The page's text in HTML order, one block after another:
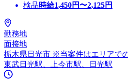
検品時給1,450円〜2,125円
勤務地
面接地
栃木県日光市 ※当案件はエリアで
東武日光駅、上今市駅、日光駅